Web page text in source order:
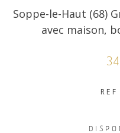
Soppe-le-Haut (68)
avec maison,